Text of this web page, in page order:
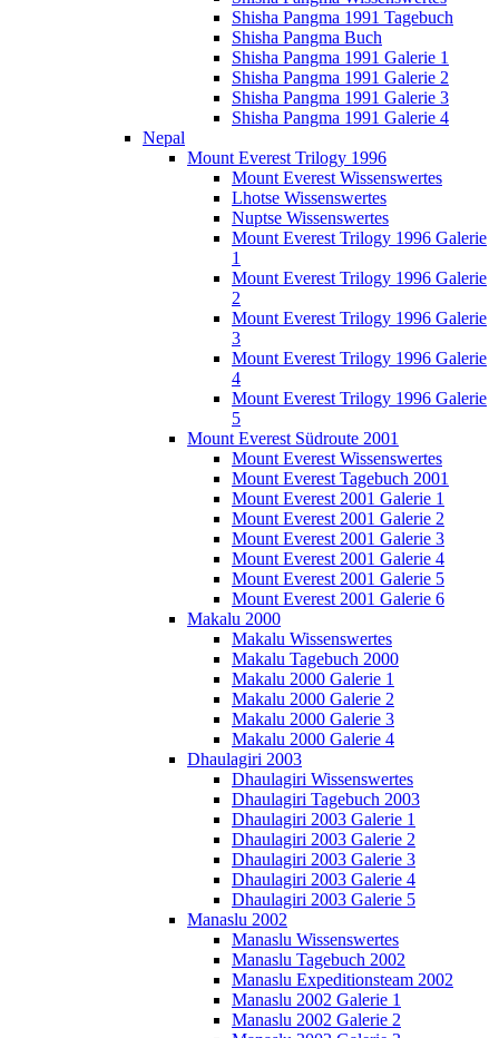
Shisha Pangma 1991 Tagebuch
Shisha Pangma Buch
Shisha Pangma 1991 Galerie 1
Shisha Pangma 1991 Galerie 2
Shisha Pangma 1991 Galerie 3
Shisha Pangma 1991 Galerie 4
Nepal
Mount Everest Trilogy 1996
Mount Everest Wissenswertes
Lhotse Wissenswertes
Nuptse Wissenswertes
Mount Everest Trilogy 1996 Galerie
1
Mount Everest Trilogy 1996 Galerie
2
Mount Everest Trilogy 1996 Galerie
3
Mount Everest Trilogy 1996 Galerie
4
Mount Everest Trilogy 1996 Galerie
5
Mount Everest Südroute 2001
Mount Everest Wissenswertes
Mount Everest Tagebuch 2001
Mount Everest 2001 Galerie 1
Mount Everest 2001 Galerie 2
Mount Everest 2001 Galerie 3
Mount Everest 2001 Galerie 4
Mount Everest 2001 Galerie 5
Mount Everest 2001 Galerie 6
Makalu 2000
Makalu Wissenswertes
Makalu Tagebuch 2000
Makalu 2000 Galerie 1
Makalu 2000 Galerie 2
Makalu 2000 Galerie 3
Makalu 2000 Galerie 4
Dhaulagiri 2003
Dhaulagiri Wissenswertes
Dhaulagiri Tagebuch 2003
Dhaulagiri 2003 Galerie 1
Dhaulagiri 2003 Galerie 2
Dhaulagiri 2003 Galerie 3
Dhaulagiri 2003 Galerie 4
Dhaulagiri 2003 Galerie 5
Manaslu 2002
Manaslu Wissenswertes
Manaslu Tagebuch 2002
Manaslu Expeditionsteam 2002
Manaslu 2002 Galerie 1
Manaslu 2002 Galerie 2